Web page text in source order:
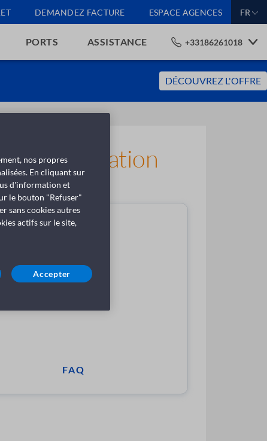
DEMANDEZ FACTURE ESPACE AGENCES FR
PORTS ASSISTANCE +33186261018
DÉCOUVREZ L'OFFRE
et d'annulation
FAQ
nos propres
En cliquant sur
d'information et
le bouton "Refuser"
sans cookies autres
actifs sur le site,
Accepter